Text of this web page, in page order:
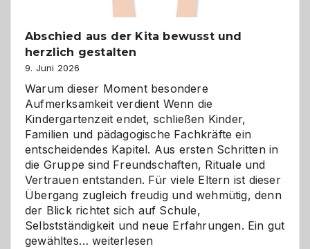
Abschied aus der Kita bewusst und
herzlich gestalten
9. Juni 2026
Warum dieser Moment besondere
Aufmerksamkeit verdient Wenn die
Kindergartenzeit endet, schließen Kinder,
Familien und pädagogische Fachkräfte ein
entscheidendes Kapitel. Aus ersten Schritten in
die Gruppe sind Freundschaften, Rituale und
Vertrauen entstanden. Für viele Eltern ist dieser
Übergang zugleich freudig und wehmütig, denn
der Blick richtet sich auf Schule,
Selbstständigkeit und neue Erfahrungen. Ein gut
gewähltes…Abschied
weiterlesen